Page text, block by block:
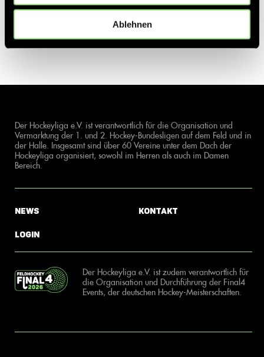
Ablehnen
Der Hockeyliga e.V. ist verantwortlich für die Organisation und
Vermarktung der 1. und 2. Hockey-Bundesligen auf dem Feld und in
der Halle. Insgesamt sind über 60 Vereine unter dem Dach der
Hockeyliga organisiert, sowohl im Herren als auch im Damen
Bereich.
News
Login
Kontakt
Der Hockeyliga e.V. ist zudem verantwortlich für
die Organisation und Durchführung der Final4
Events, der deutschen Hockey-Meisterschaften.